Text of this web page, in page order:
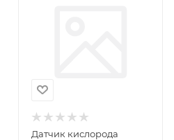
Датчик кислорода